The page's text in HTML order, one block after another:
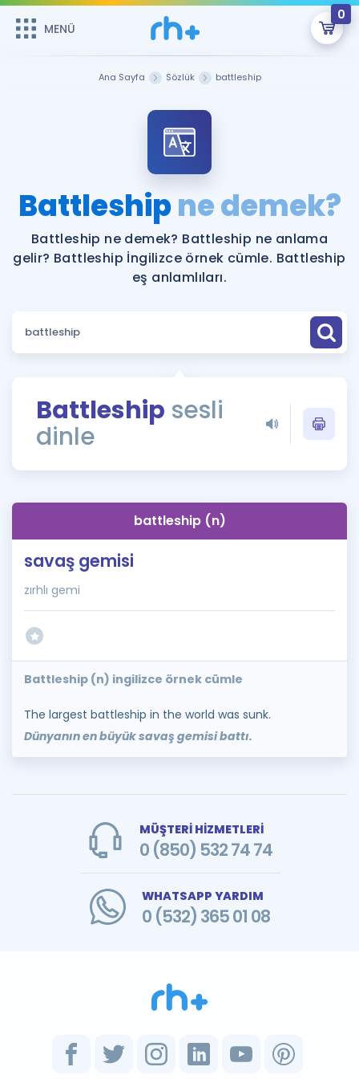
MENÜ
0
Şifremi Hatırlamıyorum
ÜYE DEĞİLİM
Sepetin Şu An Boş.
Remzi Hoca ile seni sınava hazırlayacak onlarca eğitim seni
bekliyor!
MENÜ
Faydalı Araçlar
Sözlük
Rehberlik Aracı
ÖSYM Sınav Takvimi
İngilizce Gramer
Hakkımızda
Ana Sayfa Sözlük battleship
Battleshipne demek?
Battleship ne demek? Battleship ne anlama
gelir? Battleship İngilizce örnek cümle. Battleship
eş anlamlıları.
Battleship sesli
dinle
battleship (n)
savaş gemisi
zırhlı gemi
Battleship (n) ingilizce örnek cümle
The largest battleship in the world was sunk.
Dünyanın en büyük savaş gemisi battı.
MÜŞTERİ HİZMETLERİ
0 (850) 532 74 74
WHATSAPP YARDIM
0 (532) 365 01 08